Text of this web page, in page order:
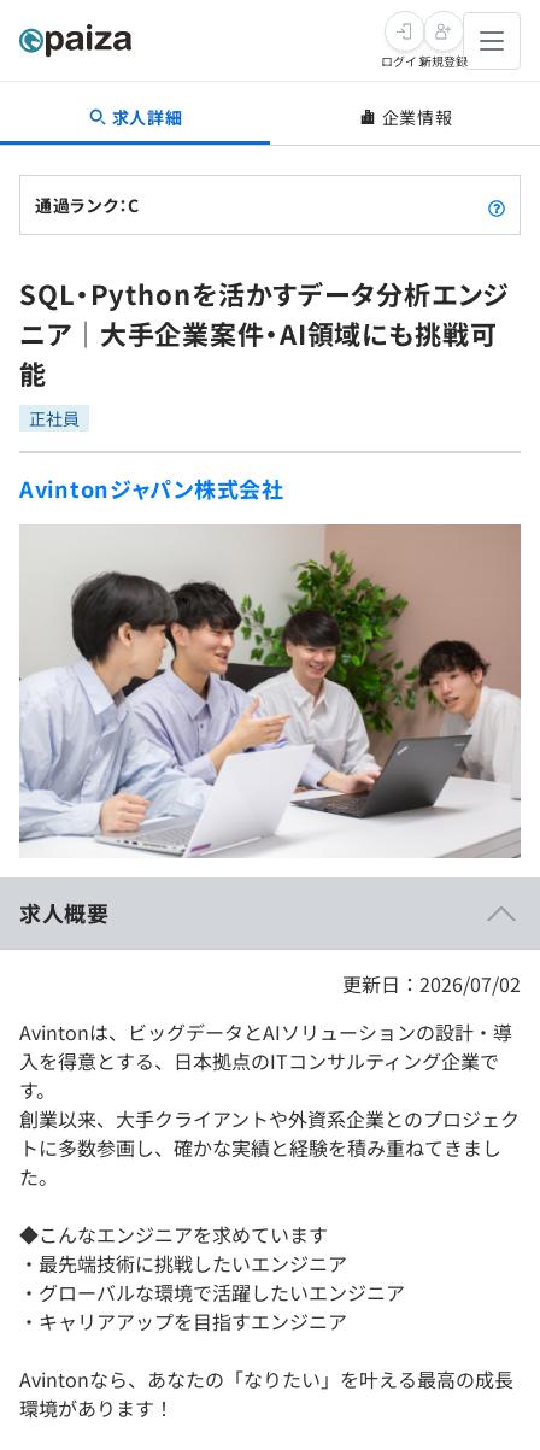
転職・キャリア
転職成功ガイド
転職エージェント
インタビュー
転職成功ガイド
新卒就活
求人検索
本選考
インターン
新卒エージェント
インタビュー
就活成功ガイド
学習
問題集
4択課題
リファレンス
個人向けプラン
法人向けプラン
学校向けプラン
契約内容・クーポン
スキルチェック
プログラミング言語
再チャレンジ結果一覧
ゲーム・マンガ
Tech Team Journal
paiza times
paizaとは？
ログイン新規登録
求人詳細 企業情報
通過ランク：C
SQL・Pythonを活かすデータ分析エンジ
ニア｜大手企業案件・AI領域にも挑戦可
能
正社員
Avintonジャパン株式会社
求人概要
更新日：2026/07/02
Avintonは、ビッグデータとAIソリューションの設計・導
入を得意とする、日本拠点のITコンサルティング企業で
す。
創業以来、大手クライアントや外資系企業とのプロジェク
トに多数参画し、確かな実績と経験を積み重ねてきまし
た。
◆こんなエンジニアを求めています
・最先端技術に挑戦したいエンジニア
・グローバルな環境で活躍したいエンジニア
・キャリアアップを目指すエンジニア
Avintonなら、あなたの「なりたい」を叶える最高の成長
環境があります！